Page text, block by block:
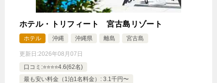
ホテル・トリフィート 宮古島リゾート
ホテル 沖縄 沖縄県 離島 宮古島
更新日:2026年08月07日
口コミ:⭐️⭐️⭐️⭐️4.6(62名)
最も安い料金（1泊1名料金）: 3.1千円〜